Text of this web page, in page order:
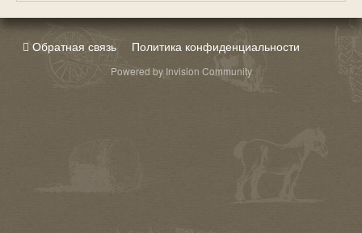
Обратная связь Политика конфиденциальности
Powered by Invision Community